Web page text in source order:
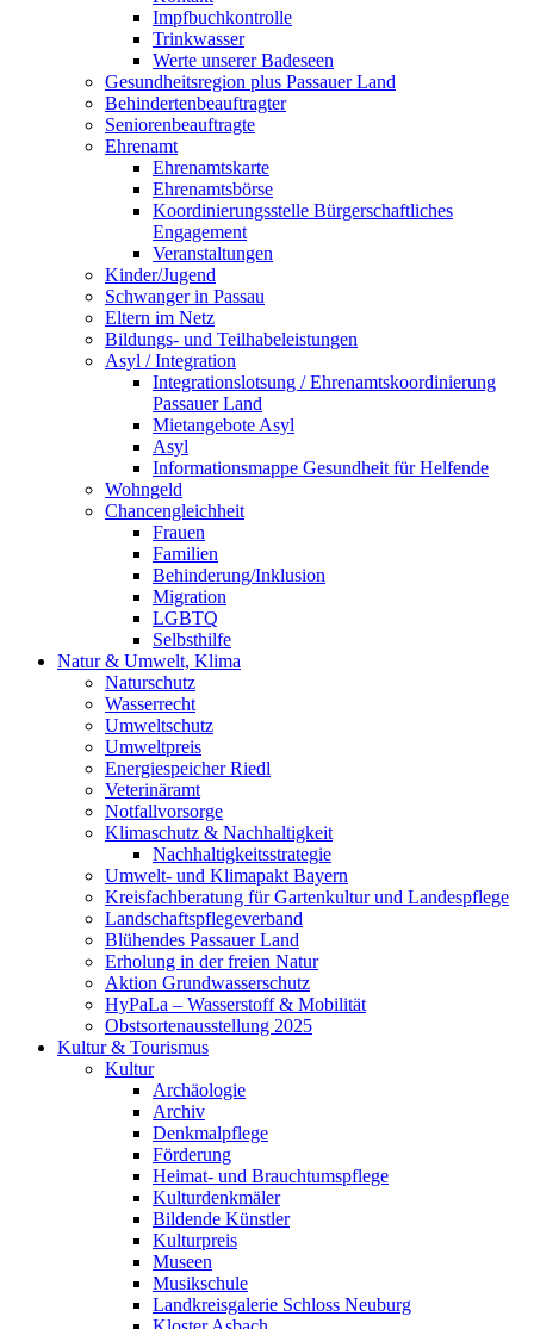
Impfbuchkontrolle
Trinkwasser
Werte unserer Badeseen
Gesundheitsregion plus Passauer Land
Behindertenbeauftragter
Seniorenbeauftragte
Ehrenamt
Ehrenamtskarte
Ehrenamtsbörse
Koordinierungsstelle Bürgerschaftliches
Engagement
Veranstaltungen
Kinder/Jugend
Schwanger in Passau
Eltern im Netz
Bildungs- und Teilhabeleistungen
Asyl / Integration
Integrationslotsung / Ehrenamtskoordinierung
Passauer Land
Mietangebote Asyl
Asyl
Informationsmappe Gesundheit für Helfende
Wohngeld
Chancengleichheit
Frauen
Familien
Behinderung/Inklusion
Migration
LGBTQ
Selbsthilfe
Natur & Umwelt, Klima
Naturschutz
Wasserrecht
Umweltschutz
Umweltpreis
Energiespeicher Riedl
Veterinäramt
Notfallvorsorge
Klimaschutz & Nachhaltigkeit
Nachhaltigkeitsstrategie
Umwelt- und Klimapakt Bayern
Kreisfachberatung für Gartenkultur und Landespflege
Landschaftspflegeverband
Blühendes Passauer Land
Erholung in der freien Natur
Aktion Grundwasserschutz
HyPaLa – Wasserstoff & Mobilität
Obstsortenausstellung 2025
Kultur & Tourismus
Kultur
Archäologie
Archiv
Denkmalpflege
Förderung
Heimat- und Brauchtumspflege
Kulturdenkmäler
Bildende Künstler
Kulturpreis
Museen
Musikschule
Landkreisgalerie Schloss Neuburg